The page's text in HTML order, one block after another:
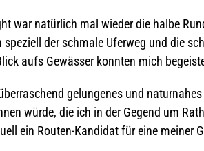
war natür­lich mal wie­der die halbe
spe­zi­ell der schmale Ufer­weg und die
aufs Gewäs­ser konn­ten mich
gelun­ge­nes und
würde, die ich in der Gegend um
ein Rou­ten-Kan­di­dat für eine mei­ner